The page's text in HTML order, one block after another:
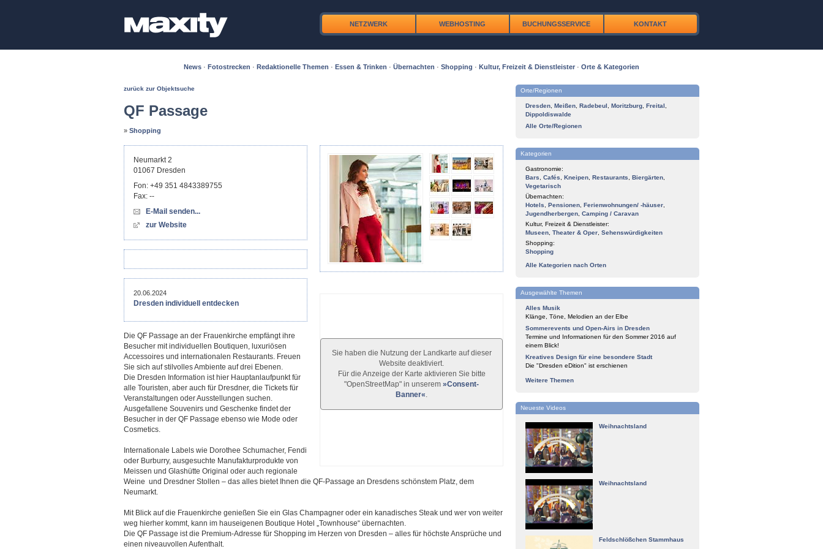
NETZWERK WEBHOSTING BUCHUNGSSERVICE KONTAKT
News · Fotostrecken · Redaktionelle Themen · Essen & Trinken · Übernachten · Shopping · Kultur, Freizeit & Dienstleister · Orte & Kategorien
zurück zur Objektsuche
QF Passage
» Shopping
Sie haben die Nutzung der Landkarte auf dieser
Website deaktiviert.
Für die Anzeige der Karte aktivieren Sie bitte
"OpenStreetMap" in unserem »Consent-
Banner«
Neumarkt 2
01067 Dresden
Fon: +49 351 4843389755
Fax: --
E-Mail senden...
zur Website
20.06.2024
Dresden individuell entdecken
Die QF Passage an der Frauenkirche empfängt ihre
Besucher mit individuellen Boutiquen, luxuriösen
Accessoires und internationalen Restaurants. Freuen
Sie sich auf stilvolles Ambiente auf drei Ebenen.
Die Dresden Information ist hier Hauptanlaufpunkt für
alle Touristen, aber auch für Dresdner, die Tickets für
Veranstaltungen oder Ausstellungen suchen.
Ausgefallene Souvenirs und Geschenke findet der
Besucher in der QF Passage ebenso wie Mode oder
Cosmetics.
Internationale Labels wie Dorothee Schumacher, Fendi
oder Burburry, ausgesuchte Manufakturprodukte von
Meissen und Glashütte Original oder auch regionale
Weine und Dresdner Stollen – das alles bietet Ihnen die QF-Passage an Dresdens schönstem Platz, dem
Neumarkt.
Mit Blick auf die Frauenkirche genießen Sie ein Glas Champagner oder ein kanadisches Steak und wer von weiter
weg hierher kommt, kann im hauseigenen Boutique Hotel „Townhouse“ übernachten.
Die QF Passage ist die Premium-Adresse für Shopping im Herzen von Dresden – alles für höchste Ansprüche und
einen niveauvollen Aufenthalt.
Orte/Regionen
Dresden Meißen Radebeul Moritzburg Freital
Dippoldiswalde
Alle Orte/Regionen
Kategorien
Gastronomie:
Bars
Cafés Kneipen Restaurants Biergärten
Vegetarisch
Übernachten:
Hotels
Pensionen Ferienwohnungen/ -häuser
Jugendherbergen Camping / Caravan
Kultur, Freizeit & Dienstleister:
Museen Theater & Oper Sehenswürdigkeiten
Shopping:
Shopping
Alle Kategorien nach Orten
Ausgewählte Themen
Alles Musik
Klänge, Töne, Melodien an der Elbe
Sommerevents und Open-Airs in Dresden
Termine und Informationen für den Sommer 2016 auf
einem Blick!
Kreatives Design für eine besondere Stadt
Die "Dresden eDition" ist erschienen
Weitere Themen
Neueste Videos
Weihnachtsland
Weihnachtsland
Feldschlößchen Stammhaus